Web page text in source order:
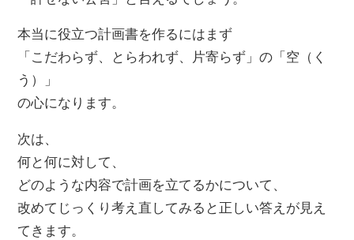
本当に役立つ計画書を作るにはまず
「こだわらず、とらわれず、片寄らず」の「空（く
う）」
の心になります。
次は、
何と何に対して、
どのような内容で計画を立てるかについて、
改めてじっくり考え直してみると正しい答えが見え
てきます。